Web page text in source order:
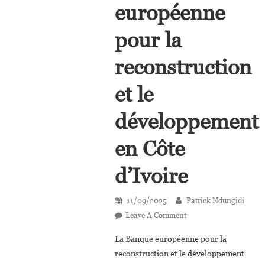
européenne
pour la
reconstruction
et le
développement
en Côte
d’Ivoire
11/09/2025
Patrick Ndungidi
Leave A CommentOn
Efiong,
Première
La Banque européenne pour la
reconstruction et le développement